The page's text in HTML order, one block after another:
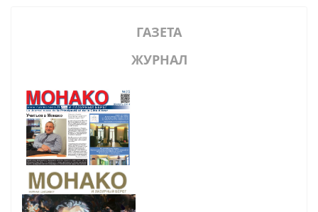
ГАЗЕТА
ЖУРНАЛ